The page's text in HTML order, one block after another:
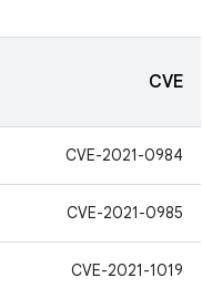
CVE
CVE-2021-0984
CVE-2021-0985
CVE-2021-1019